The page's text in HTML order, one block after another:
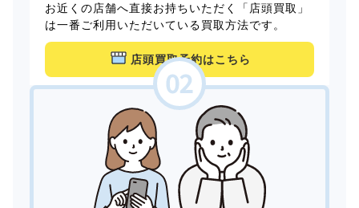
お近くの店舗へ直接お持ちいただく「店頭買取」
は一番ご利用いただいている買取方法です。
店頭買取予約はこちら